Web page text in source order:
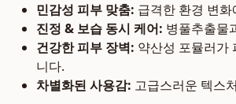
민감성 피부 맞춤: 급격한 환경 변
진정 & 보습 동시 케어: 병풀추출물
건강한 피부 장벽: 약산성 포뮬러가
니다.
차별화된 사용감: 고급스러운 텍스